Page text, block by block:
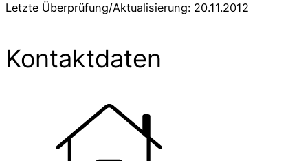
Letzte Überprüfung/Aktualisierung: 20.11.2012
Kontaktdaten